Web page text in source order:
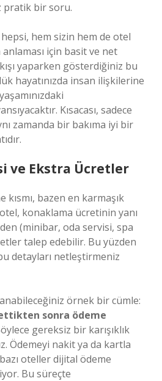
pratik bir soru.
hem sizin hem de otel
için basit ve net
yaparken gösterdiğiniz bu
hayatınızda insan ilişkilerine
Kısacası, sadece
zamanda bir bakıma iyi bir
ve Ekstra Ücretler
kısmı, bazen en karmaşık
konaklama ücretinin yanı
(minibar, oda servisi, spa
talep edebilir. Bu yüzden
detayları netleştirmeniz
örnek bir cümle:
sonra ödeme
gereksiz bir karışıklık
Ödemeyi nakit ya da kartla
oteller dijital ödeme
Bu süreçte